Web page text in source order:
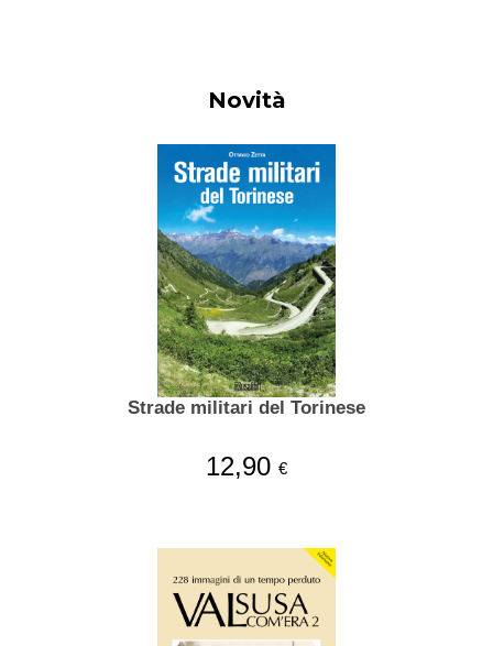
Novità
Strade militari del Torinese
12,90 €